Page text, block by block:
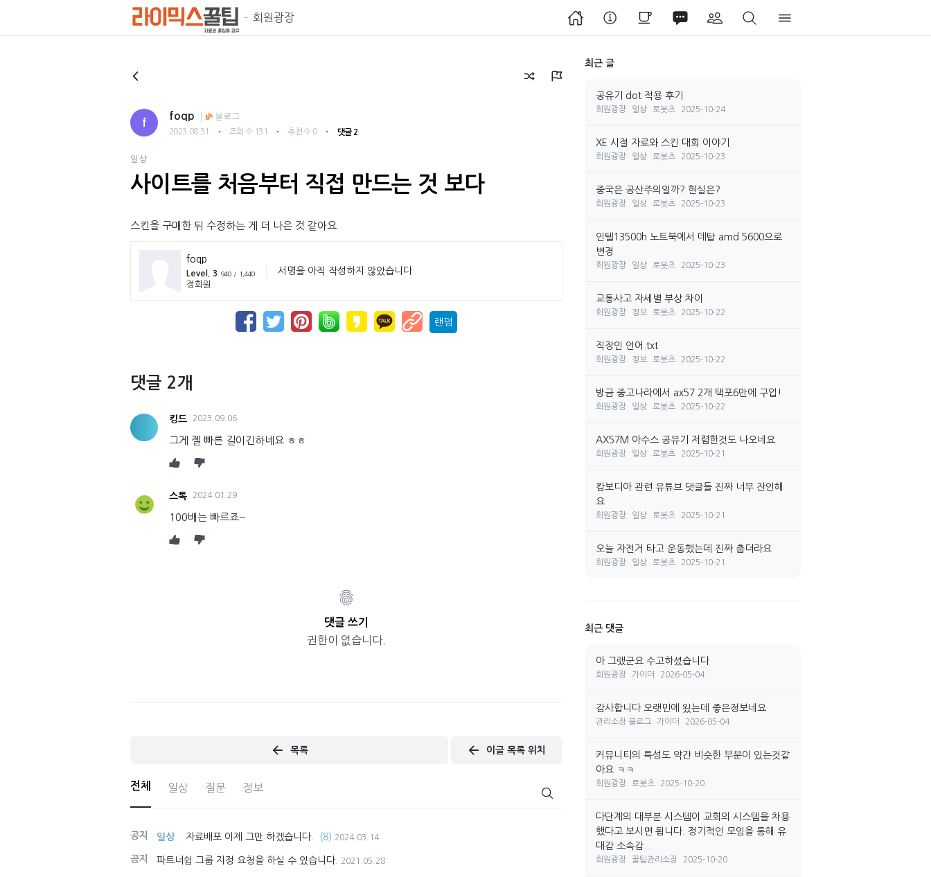
회원광장
f
foqp 블로그
2023.08.31 ・ 조회 수 131 ・ 추천 수 0 ・ 댓글 2
일상
사이트를 처음부터 직접 만드는 것 보다
스킨을 구매한 뒤 수정하는 게 더 나은 것 같아요
foqp
Level. 3 940 / 1,440
정회원
서명을 아직 작성하지 않았습니다.
랜덤
댓글 2개
킹드 2023.09.06
그게 젤 빠른 길이긴하네요 ㅎㅎ
스톡 2024.01.29
100배는 빠르죠~
댓글 쓰기
권한이 없습니다.
목록 이글 목록 위치
전체 일상 질문 정보
공지 일상 자료배포 이제 그만 하겠습니다. (8) 2024.03.14
공지 파트너쉽 그룹 지정 요청을 하실 수 있습니다. 2021.05.28
최근 글
공유기 dot 적용 후기
회원광장 일상 로봇츠 2025-10-24
XE 시절 자료와 스킨 대회 이야기
회원광장 일상 로봇츠 2025-10-23
중국은 공산주의일까? 현실은?
회원광장 일상 로봇츠 2025-10-23
인텔13500h 노트북에서 데탑 amd 5600으로
변경
회원광장 일상 로봇츠 2025-10-23
교통사고 자세별 부상 차이
회원광장 정보 로봇츠 2025-10-22
직장인 언어.txt
회원광장 정보 로봇츠 2025-10-22
방금 중고나라에서 ax57 2개 택포6만에 구입!
회원광장 일상 로봇츠 2025-10-22
AX57M 아수스 공유기 저렴한것도 나오네요
회원광장 일상 로봇츠 2025-10-21
캄보디아 관련 유튜브 댓글들 진짜 너무 잔인해
요
회원광장 일상 로봇츠 2025-10-21
오늘 자전거 타고 운동했는데 진짜 춥더라요
회원광장 일상 로봇츠 2025-10-21
최근 댓글
아 그랬군요 수고하셨습니다
회원광장 가이더 2026-05-04
감사합니다 오랫민에 욌는데 좋은정보네요
관리소장 블로그 가이더 2026-05-04
커뮤니티의 특성도 약간 비슷한 부분이 있는것같
아요 ㅋㅋ
회원광장 로봇츠 2025-10-20
다단계의 대부분 시스템이 교회의 시스템을 차용
했다고 보시면 됩니다. 정기적인 모임을 통해 유
대감 소속감...
회원광장 꿀팁관리소장 2025-10-20